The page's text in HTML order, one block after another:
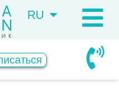
RU
KZ